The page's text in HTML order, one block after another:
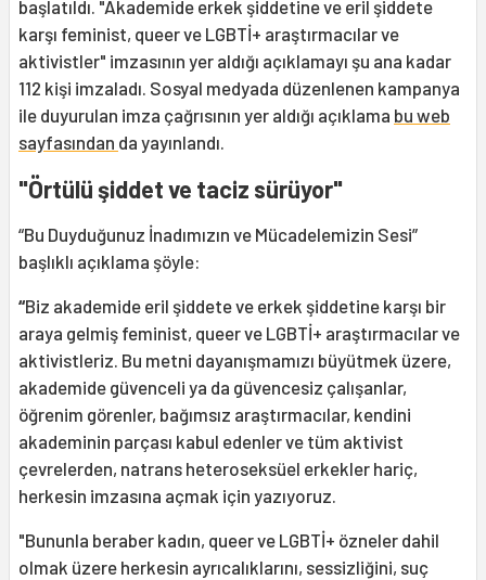
başlatıldı. "Akademide erkek şiddetine ve eril şiddete
karşı feminist, queer ve LGBTİ+ araştırmacılar ve
aktivistler" imzasının yer aldığı açıklamayı şu ana kadar
112 kişi imzaladı. Sosyal medyada düzenlenen kampanya
ile duyurulan imza çağrısının yer aldığı açıklama bu web
sayfasından da yayınlandı.
"Örtülü şiddet ve taciz sürüyor"
“Bu Duyduğunuz İnadımızın ve Mücadelemizin Sesi”
başlıklı açıklama şöyle:
“Biz akademide eril şiddete ve erkek şiddetine karşı bir
araya gelmiş feminist, queer ve LGBTİ+ araştırmacılar ve
aktivistleriz. Bu metni dayanışmamızı büyütmek üzere,
akademide güvenceli ya da güvencesiz çalışanlar,
öğrenim görenler, bağımsız araştırmacılar, kendini
akademinin parçası kabul edenler ve tüm aktivist
çevrelerden, natrans heteroseksüel erkekler hariç,
herkesin imzasına açmak için yazıyoruz.
"Bununla beraber kadın, queer ve LGBTİ+ özneler dahil
olmak üzere herkesin ayrıcalıklarını, sessizliğini, suç